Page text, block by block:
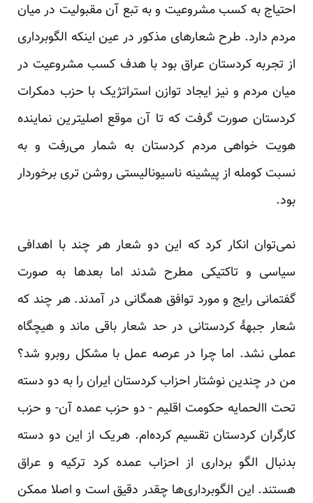
احتیاج به کسب مشروعیت و به تبع آن مقبولیت در میان
مردم دارد. طرح شعارهای مذکور در عین اینکه الگوبرداری
از تجربه کردستان عراق بود با هدف کسب مشروعیت در
میان مردم و نیز ایجاد توازن استراتژیک با حزب دمکرات
کردستان صورت گرفت که تا آن موقع اصلیترین نماینده
هویت خواهی مردم کردستان به شمار می‌رفت و به
نسبت کومله از پیشینه ناسیونالیستی روشن تری برخوردار
بود.
نمی‌توان انکار کرد که این دو شعار هر چند با اهدافی
سیاسی و تاکتیکی مطرح شدند اما بعد‌ها به صورت
گفتمانی رایج و مورد توافق همگانی در آمدند. هر چند که
شعار جبههٔ کردستانی در حد شعار باقی ماند و هیچگاه
عملی نشد. اما چرا در عرصه عمل با مشکل روبرو شد؟
من در چندین نوشتار احزاب کردستان ایران را به دو دسته
تحت االحمایه حکومت اقلیم - دو حزب عمده آن- و حزب
کارگران کردستان تقسیم کرده‌ام. هریک از این دو دسته
بدنبال الگو برداری از احزاب عمده کرد ترکیه و عراق
هستند. این الگوبرداری‌ها چقدر دقیق است و اصلا ممکن